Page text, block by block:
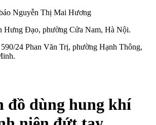
Nguyễn Thị Mai Hương
Hưng Đạo, phường Cửa Nam, Hà Nội.
24 Phan Văn Trị, phường Hạnh Thông,
đồ dùng hung khí